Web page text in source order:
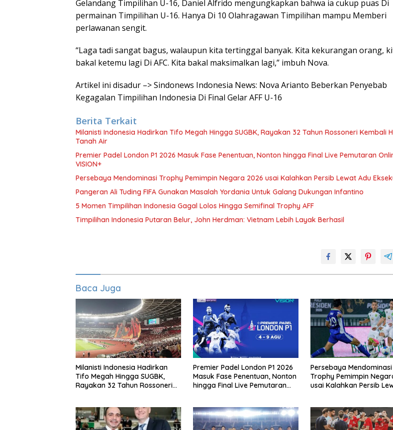
Gelandang Timpilihan U-16, Daniel Alfrido mengungkapkan bahwa ia cukup puas Di
permainan Timpilihan U-16. Hanya Di 10 Olahragawan Timpilihan mampu Memberi
perlawanan sengit.
“Laga tadi sangat bagus, walaupun kita tertinggal banyak. Kita kekurangan orang,
bakal ketemu lagi Di AFC. Kita bakal maksimalkan lagi,” imbuh Nova.
Artikel ini disadur –> Sindonews Indonesia News: Nova Arianto Beberkan Penyebab
Kegagalan Timpilihan Indonesia Di Final Gelar AFF U-16
Berita Terkait
Milanisti Indonesia Hadirkan Tifo Megah Hingga SUGBK, Rayakan 32 Tahun Rossoneri Kembali
Tanah Air
Premier Padel London P1 2026 Masuk Fase Penentuan, Nonton hingga Final Live Pemutaran
VISION+
Persebaya Mendominasi Trophy Pemimpin Negara 2026 usai Kalahkan Persib Lewat Adu
Pangeran Ali Tuding FIFA Gunakan Masalah Yordania Untuk Galang Dukungan Infantino
5 Momen Timpilihan Indonesia Gagal Lolos Hingga Semifinal Trophy AFF
Timpilihan Indonesia Putaran Belur, John Herdman: Vietnam Lebih Layak Berhasil
Baca Juga
Milanisti Indonesia Hadirkan
Tifo Megah Hingga SUGBK,
Rayakan 32 Tahun Rossoneri
Premier Padel London P1 2026
Masuk Fase Penentuan, Nonton
hingga Final Live Pemutaran
Persebaya Mendominasi
Trophy Pemimpin
usai Kalahkan Persib